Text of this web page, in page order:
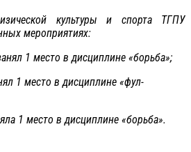
культуры и спорта ТГПУ
мероприятиях:
1 место в дисциплине «борьба»;
1 место в дисциплине «фул-
1 место в дисциплине «борьба».